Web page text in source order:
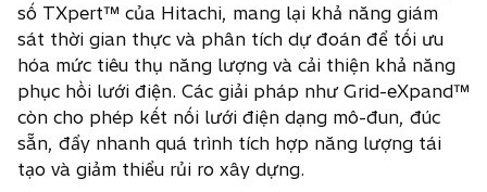
số TXpert™ của Hitachi, mang lại khả năng giám
sát thời gian thực và phân tích dự đoán để tối ưu
hóa mức tiêu thụ năng lượng và cải thiện khả năng
phục hồi lưới điện. Các giải pháp như Grid-eXpand™
còn cho phép kết nối lưới điện dạng mô-đun, đúc
sẵn, đẩy nhanh quá trình tích hợp năng lượng tái
tạo và giảm thiểu rủi ro xây dựng.